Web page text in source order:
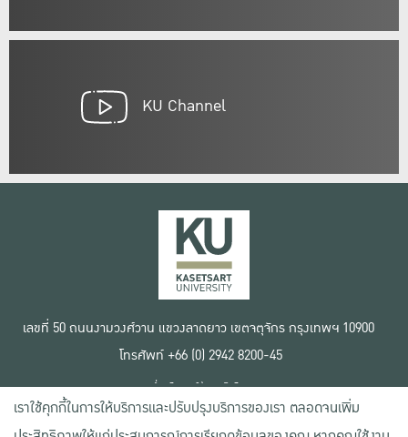
KU Channel
เลขที่ 50 ถนนงามวงศ์วาน แขวงลาดยาว เขตจตุจักร กรุงเทพฯ 10900
โทรศัพท์ +66 (0) 2942 8200-45
เงื่อนไขการใช้งานเว็บไซต์
ข้อตกลงด้านสิทธิ์ใช้งาน
นโยบายความเป็นส่วนตัว
เราใช้คุกกี้ในการให้บริการและปรับปรุงบริการของเรา ตลอดจนเพิ่ม